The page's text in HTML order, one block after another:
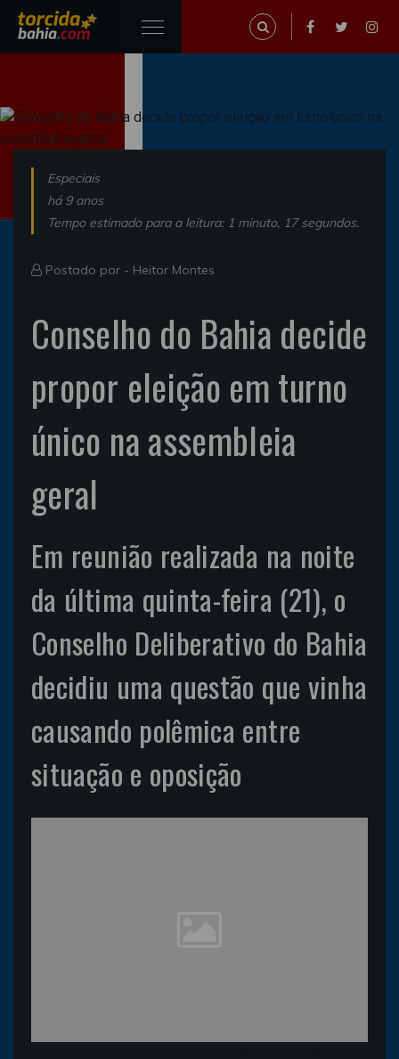
Especiais
há 9 anos
Tempo estimado para a leitura: 1 minuto, 17 segundos.
Postado por - Heitor Montes
Conselho do Bahia decide
propor eleição em turno
único na assembleia
geral
Em reunião realizada na noite
da última quinta-feira (21), o
Conselho Deliberativo do Bahia
decidiu uma questão que vinha
causando polêmica entre
situação e oposição